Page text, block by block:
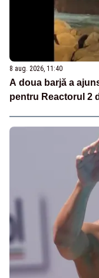
8 aug. 2026, 11:40
A doua barjă a
pentru Reactorul 2